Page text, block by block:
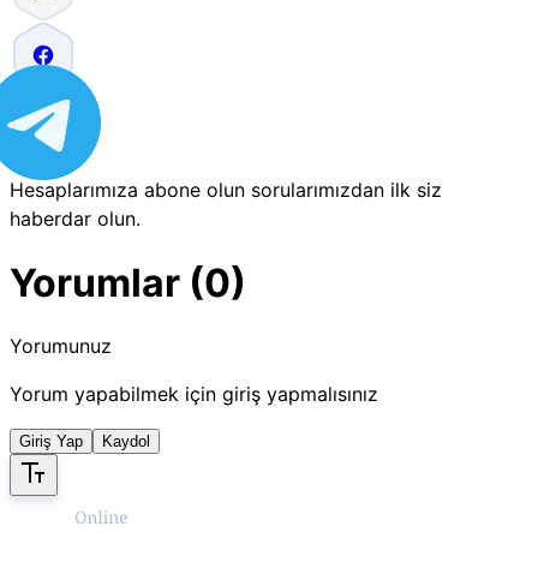
Hesaplarımıza abone olun sorularımızdan ilk siz
haberdar olun.
Yorumlar (0)
Yorumunuz
Yorum yapabilmek için giriş yapmalısınız
Giriş Yap Kaydol